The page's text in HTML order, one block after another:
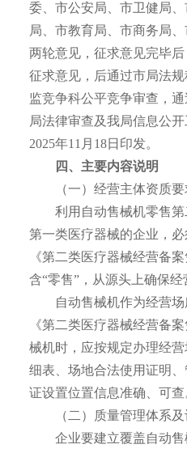
委、市公安局、市卫健局
局、市教育局、市商务局
两轮意见，征求意见完毕
征求意见，后通过市局法
监竞争科公平竞争审查，
局法律审查及我局信息公
2025年11月18日印发。
四、主要内容说明
（一）经营主体资质要
利用自动售械机零售第
第一类医疗器械的企业，
《第二类医疗器械经营备
含“零售”，从源头上确保经
自动售械机作为经营场
《第二类医疗器械经营备
械机时，应按规定办理经
细表、场地合法使用证明
证设置位置信息准确、可查
（二）质量管理体系及
企业要建立覆盖自动售